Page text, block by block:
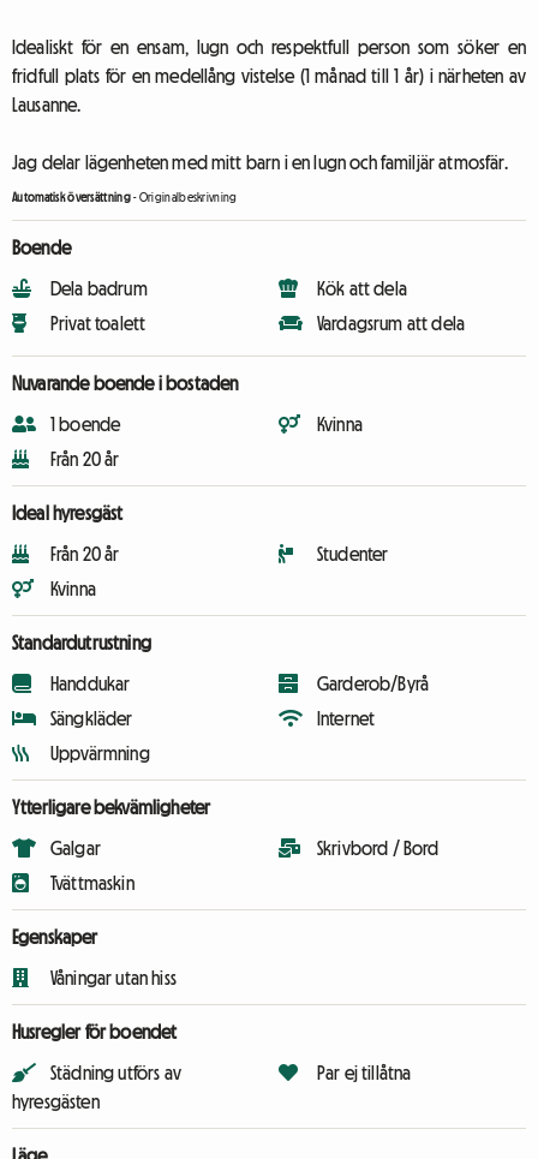
Idealiskt för en ensam, lugn och respektfull person som söker en
fridfull plats för en medellång vistelse (1 månad till 1 år) i närheten av
Lausanne.
Jag delar lägenheten med mitt barn i en lugn och familjär atmosfär.
Automatisk översättning-Originalbeskrivning
Boende
Dela badrum
Privat toalett
Kök att dela
Vardagsrum att dela
Nuvarande boende i bostaden
1 boende
Från 20 år
Kvinna
Ideal hyresgäst
Från 20 år
Kvinna
Studenter
Standardutrustning
Handdukar
Sängkläder
Uppvärmning
Garderob/Byrå
Internet
Ytterligare bekvämligheter
Galgar
Tvättmaskin
Skrivbord / Bord
Egenskaper
Våningar utan hiss
Husregler för boendet
Städning utförs av
hyresgästen
Par ej tillåtna